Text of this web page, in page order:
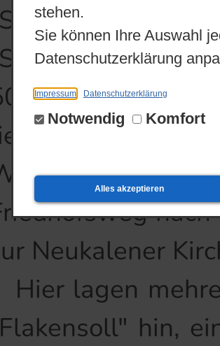
stehen.
Sie können Ihre Auswahl
Datenschutzerklärung
Impressum Datenschutzerklärung
Notwendig Komfort
Alles akzeptieren
Meter übrig.
der
diente
Neukalener
Hier lagen
hin,